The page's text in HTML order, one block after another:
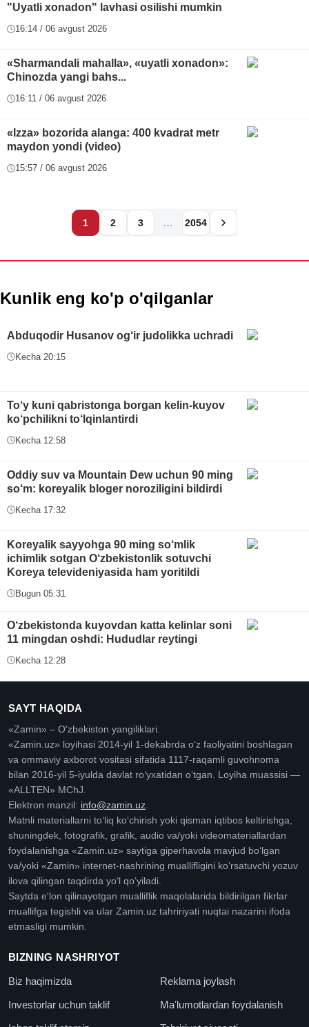
"Uyatli xonadon" lavhasi osilishi mumkin
16:14 / 06 avgust 2026
«Sharmandali mahalla», «uyatli xonadon»:
Chinozda yangi bahs...
16:11 / 06 avgust 2026
«Izza» bozorida alanga: 400 kvadrat metr
maydon yondi (video)
15:57 / 06 avgust 2026
1 2 3 … 2054
Kunlik eng ko'p o'qilganlar
Abduqodir Husanov og‘ir judolikka uchradi
Kecha 20:15
To‘y kuni qabristonga borgan kelin-kuyov
ko‘pchilikni to‘lqinlantirdi
Kecha 12:58
Oddiy suv va Mountain Dew uchun 90 ming
so‘m: koreyalik bloger noroziligini bildirdi
Kecha 17:32
Koreyalik sayyohga 90 ming so‘mlik
ichimlik sotgan O‘zbekistonlik sotuvchi
Koreya televideniyasida ham yoritildi
Bugun 05:31
O‘zbekistonda kuyovdan katta kelinlar soni
11 mingdan oshdi: Hududlar reytingi
Kecha 12:28
SAYT HAQIDA
«Zamin» – O'zbekiston yangiliklari.
«Zamin.uz» loyihasi 2014-yil 1-dekabrda oʻz faoliyatini boshlagan
va ommaviy axborot vositasi sifatida 1117-raqamli guvohnoma
bilan 2016-yil 5-iyulda davlat roʻyxatidan oʻtgan. Loyiha muassisi —
«ALLTEN» MChJ.
Elektron manzil: info@zamin.uz
Matnli materiallarni toʻliq koʻchirish yoki qisman iqtibos keltirishga,
shuningdek, fotografik, grafik, audio va/yoki videomateriallardan
foydalanishga «Zamin.uz» saytiga giperhavola mavjud boʻlgan
va/yoki «Zamin» internet-nashrining muallifligini koʻrsatuvchi yozuv
ilova qilingan taqdirda yoʻl qoʻyiladi.
Saytda e'lon qilinayotgan mualliflik maqolalarida bildirilgan fikrlar
muallifga tegishli va ular Zamin.uz tahririyati nuqtai nazarini ifoda
etmasligi mumkin.
BIZNING NASHRIYOT
Biz haqimizda
Reklama joylash
Investorlar uchun taklif
Maʼlumotlardan foydalanish